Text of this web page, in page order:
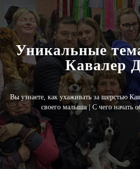
Уникальные
Кавалер
Вы узнаете, как ухаживать за шерстью
своего малыша | С чего начать